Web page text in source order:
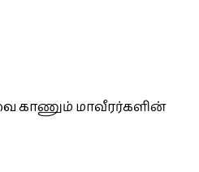
காணும் மாவீரர்களின்